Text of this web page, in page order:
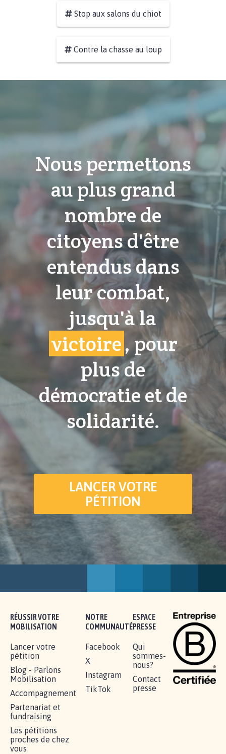
Stop aux salons du chiot
Contre la chasse au loup
Nous permettons
au plus grand
nombre de
citoyens d'être
entendus dans
leur combat,
jusqu'à la
victoire, pour
plus de
démocratie et de
solidarité.
LANCER VOTRE
PÉTITION
RÉUSSIR VOTRE
MOBILISATION
Lancer votre
pétition
Blog - Parlons
Mobilisation
Accompagnement
Partenariat et
fundraising
Les pétitions
proches de chez
vous
NOTRE
COMMUNAUTÉ
Facebook
X
Instagram
TikTok
ESPACE
PRESSE
Qui
sommes-
nous?
Contact
presse